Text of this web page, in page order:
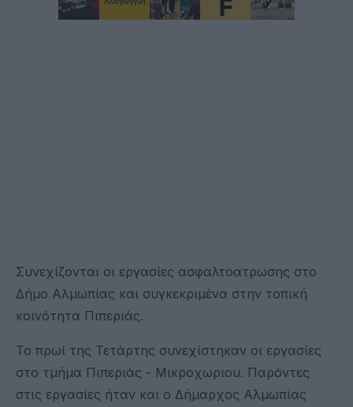
Συνεχίζονται οι εργασίες ασφαλτοατρωσης στο
Δήμο Αλμωπίας και συγκεκριμένα στην τοπική
κοινότητα Πιπεριάς.
Το πρωί της Τετάρτης συνεχίστηκαν οι εργασίες
στο τμήμα Πιπεριάς - Μικροχωριου. Παρόντες
στις εργασίες ήταν και ο Δήμαρχος Αλμωπίας